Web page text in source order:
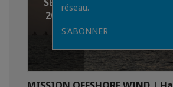
2026
réseau.
S'ABONNER